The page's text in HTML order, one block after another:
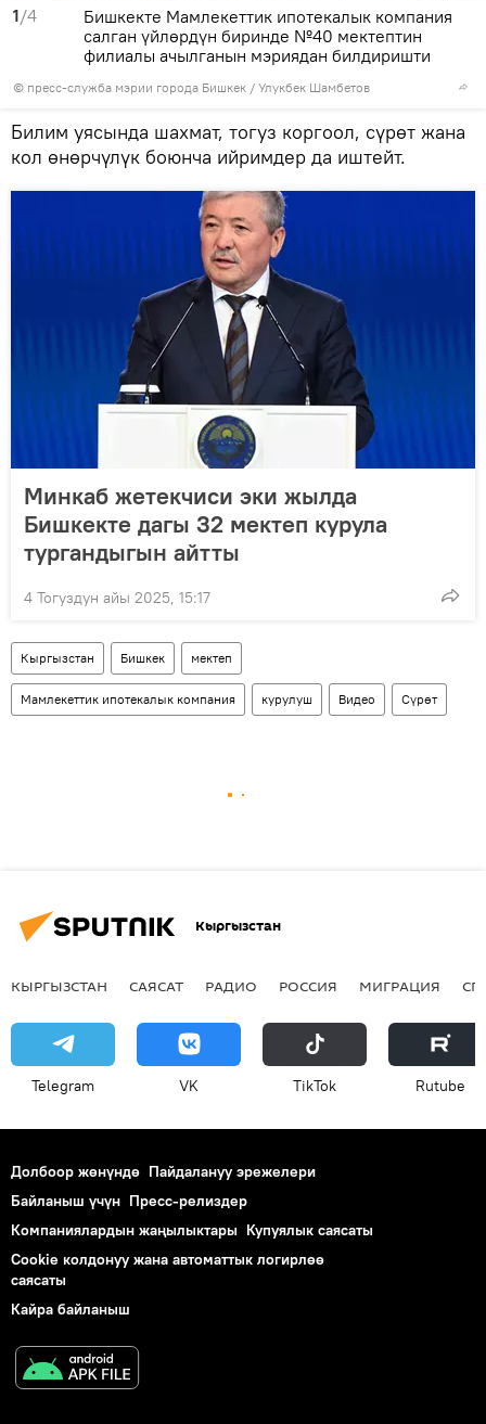
1/4
© пресс-служба мэрии города Бишкек / Улукбек Шамбетов
Бишкекте Мамлекеттик ипотекалык компания
салган үйлөрдүн биринде №40 мектептин
филиалы ачылганын мэриядан билдиришти
Билим уясында шахмат, тогуз коргоол, сүрөт жана
кол өнөрчүлүк боюнча ийримдер да иштейт.
Минкаб жетекчиси эки жылда
Бишкекте дагы 32 мектеп курула
тургандыгын айтты
4 Тогуздун айы 2025, 15:17
Кыргызстан Бишкек мектеп
Мамлекеттик ипотекалык компания курулуш Видео Сүрөт
Кыргызстан
КЫРГЫЗСТАН САЯСАТ РАДИО РОССИЯ МИГРАЦИЯ
Telegram VK ТikТоk Rutube
Долбоор жөнүндө Пайдалануу эрежелери
Байланыш үчүн Пресс-релиздер
Компаниялардын жаңылыктары Купуялык саясаты
Cookie колдонуу жана автоматтык логирлөө
саясаты
Кайра байланыш